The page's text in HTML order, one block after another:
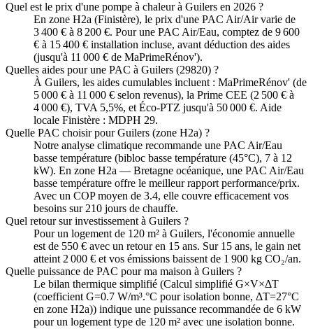
Quel est le prix d'une pompe à chaleur à Guilers en 2026 ?
En zone H2a (Finistère), le prix d'une PAC Air/Air varie de
3 400 € à 8 200 €. Pour une PAC Air/Eau, comptez de 9 600
€ à 15 400 € installation incluse, avant déduction des aides
(jusqu'à 11 000 € de MaPrimeRénov').
Quelles aides pour une PAC à Guilers (29820) ?
À Guilers, les aides cumulables incluent : MaPrimeRénov' (de
5 000 € à 11 000 € selon revenus), la Prime CEE (2 500 € à
4 000 €), TVA 5,5%, et Éco-PTZ jusqu'à 50 000 €. Aide
locale Finistère : MDPH 29.
Quelle PAC choisir pour Guilers (zone H2a) ?
Notre analyse climatique recommande une PAC Air/Eau
basse température (bibloc basse température (45°C), 7 à 12
kW). En zone H2a — Bretagne océanique, une PAC Air/Eau
basse température offre le meilleur rapport performance/prix.
Avec un COP moyen de 3.4, elle couvre efficacement vos
besoins sur 210 jours de chauffe.
Quel retour sur investissement à Guilers ?
Pour un logement de 120 m² à Guilers, l'économie annuelle
est de 550 € avec un retour en 15 ans. Sur 15 ans, le gain net
atteint 2 000 € et vos émissions baissent de 1 900 kg CO₂/an.
Quelle puissance de PAC pour ma maison à Guilers ?
Le bilan thermique simplifié (Calcul simplifié G×V×ΔT
(coefficient G=0.7 W/m³.°C pour isolation bonne, ΔT=27°C
en zone H2a)) indique une puissance recommandée de 6 kW
pour un logement type de 120 m² avec une isolation bonne.